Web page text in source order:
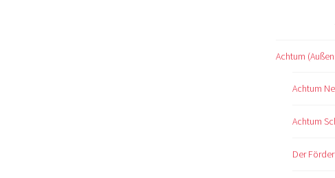
Achtum
Achtum
Achtum
Der